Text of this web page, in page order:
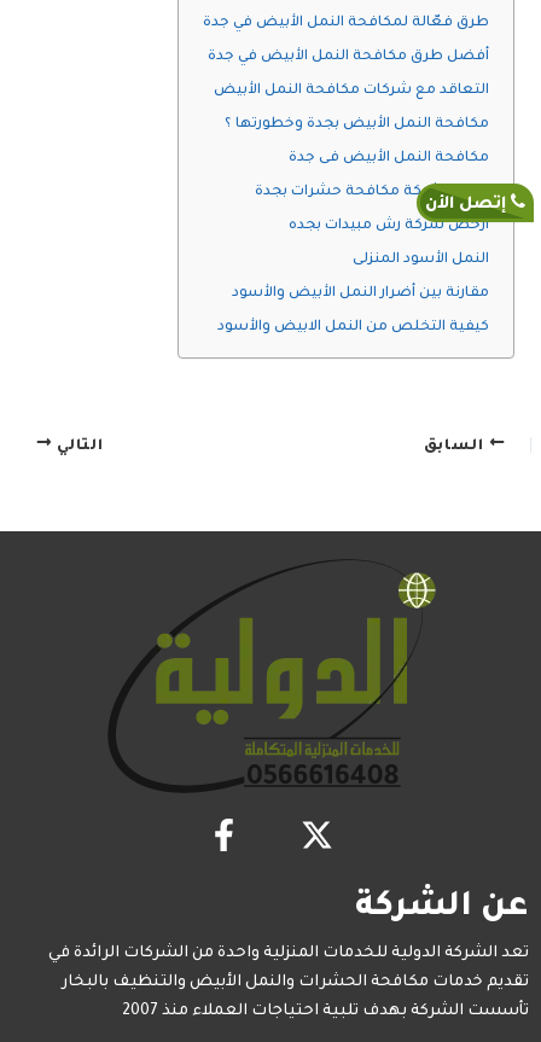
طرق فعّالة لمكافحة النمل الأبيض في جدة
أفضل طرق مكافحة النمل الأبيض في جدة
التعاقد مع شركات مكافحة النمل الأبيض
مكافحة النمل الأبيض بجدة وخطورتها ؟
مكافحة النمل الأبيض فى جدة
افضل شركة مكافحة حشرات بجدة
ارخص شركة رش مبيدات بجده
النمل الأسود المنزلى
مقارنة بين أضرار النمل الأبيض والأسود
كيفية التخلص من النمل الابيض والأسود
السابق التالي
إتصل الأن
عن الشركة
تعد الشركة الدولية للخدمات المنزلية واحدة من الشركات الرائدة في
تقديم خدمات مكافحة الحشرات والنمل الأبيض والتنظيف بالبخار
تأسست الشركة بهدف تلبية احتياجات العملاء منذ 2007